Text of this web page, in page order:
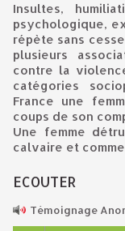
Insultes, humiliations, viol, violence physique ou
psychologique,
répète sans
plusieurs
contre la
catégories
France une
coups de son
Une femme
calvaire et
ECOUTER
Témoignage